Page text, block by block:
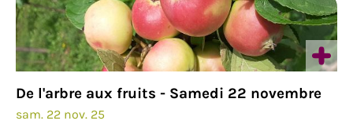
De l'arbre aux fruits - Samedi 22 novembre
sam. 22 nov. 25